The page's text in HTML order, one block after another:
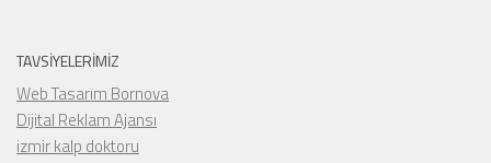
TAVSIYELERIMIZ
Web Tasarım Bornova
Dijital Reklam Ajansı
izmir kalp doktoru